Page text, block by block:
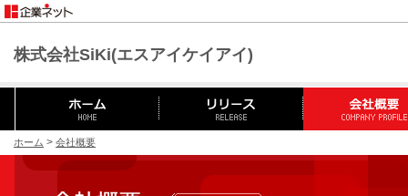
株式会社SiKi(エスアイケイアイ)
ホーム > 会社概要